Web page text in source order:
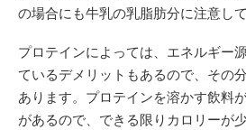
の場合にも牛乳の乳脂肪分に注意して
プロテインによっては、エネルギー
ているデメリットもあるので、その
あります。プロテインを溶かす飲料
があるので、できる限りカロリーが